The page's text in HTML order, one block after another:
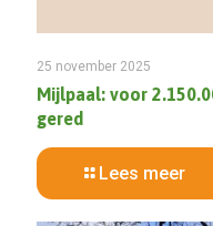
25 november 2025
Mijlpaal: voor
gered
Lees meer